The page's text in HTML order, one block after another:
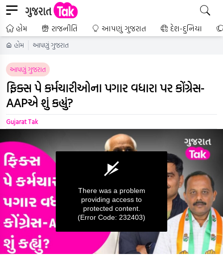
હોમ રાજનીતિ આપણું ગુજરાત દેશ-દુનિયા
હોમ આપણું ગુજરાત
આપણું ગુજરાત
ફિક્સ પે કર્મચારીઓના પગાર વધારા પર કોંગ્રેસ-
AAPએ શું કહ્યું?
Gujarat Tak
There was a problem
providing access to
protected content.
(Error Code: 232403)